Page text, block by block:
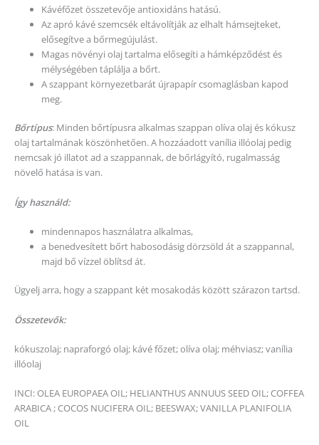
Kávéfőzet összetevője antioxidáns hatású.
Az apró kávé szemcsék eltávolítják az elhalt hámsejteket,
elősegítve a bőrmegújulást.
Magas növényi olaj tartalma elősegíti a hámképződést és
mélységében táplálja a bőrt.
A szappant környezetbarát újrapapír csomaglásban kapod
meg.
Bőrtípus: Minden bőrtípusra alkalmas szappan olíva olaj és kókusz
olaj tartalmának köszönhetően. A hozzáadott vanília illóolaj pedig
nemcsak jó illatot ad a szappannak, de bőrlágyító, rugalmasság
növelő hatása is van.
Így használd:
mindennapos használatra alkalmas,
a benedvesített bőrt habosodásig dörzsöld át a szappannal,
majd bő vízzel öblítsd át.
Ügyelj arra, hogy a szappant két mosakodás között szárazon tartsd.
Összetevők:
kókuszolaj; napraforgó olaj; kávé főzet; olíva olaj; méhviasz; vanília
illóolaj
INCI: OLEA EUROPAEA OIL; HELIANTHUS ANNUUS SEED OIL; COFFEA
ARABICA ; COCOS NUCIFERA OIL; BEESWAX; VANILLA PLANIFOLIA
OIL